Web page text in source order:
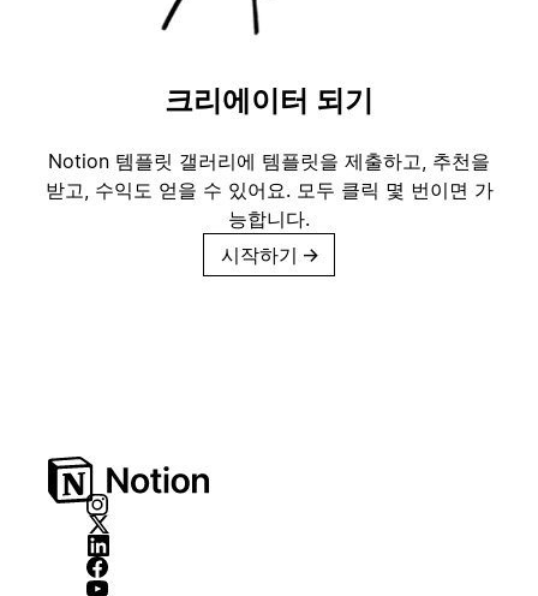
크리에이터 되기
Notion 템플릿 갤러리에 템플릿을 제출하고, 추천을
받고, 수익도 얻을 수 있어요. 모두 클릭 몇 번이면 가
능합니다.
시작하기 →